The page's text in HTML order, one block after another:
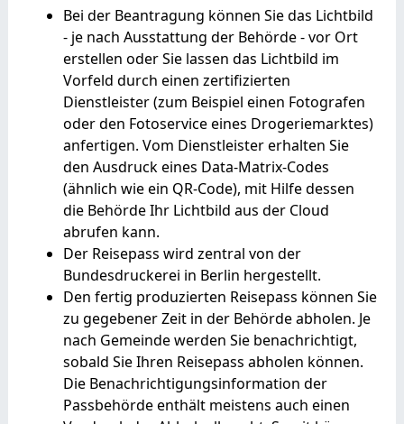
Bei der Beantragung können Siedas Lichtbild
- je nach Ausstattung der Behörde - vor Ort
erstellen oder Sie lassen das Lichtbild im
Vorfeld durch einen zertifizierten
Dienstleister (zum Beispiel einen Fotografen
oder den Fotoservice eines Drogeriemarktes)
anfertigen. Vom Dienstleister erhalten Sie
den Ausdruck eines Data-Matrix-Codes
(ähnlich wie ein QR-Code), mit Hilfe dessen
die Behörde Ihr Lichtbild aus der Cloud
abrufen kann.
Der Reisepass wird zentral von der
Bundesdruckerei in Berlin hergestellt.
Den fertig produzierten Reisepass können Sie
zu gegebener Zeit in der Behörde abholen. Je
nach Gemeinde werden Sie benachrichtigt,
sobald Sie Ihren Reisepass abholen können.
Die Benachrichtigungsinformation der
Passbehörde enthält meistens auch einen